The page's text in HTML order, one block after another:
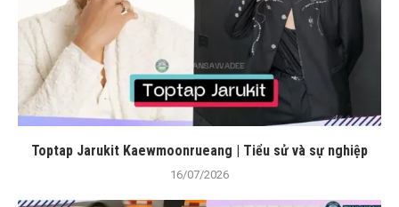
Toptap Jarukit Kaewmoonrueang | Tiểu sử và sự nghiệp
16/07/2026